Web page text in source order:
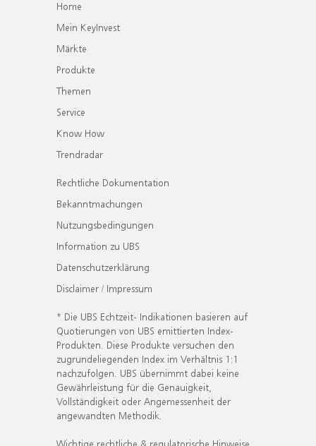
Home
Mein KeyInvest
Märkte
Produkte
Themen
Service
Know How
Trendradar
Rechtliche Dokumentation
Bekanntmachungen
Nutzungsbedingungen
Information zu UBS
Datenschutzerklärung
Disclaimer / Impressum
* Die UBS Echtzeit- Indikationen basieren auf
Quotierungen von UBS emittierten Index-
Produkten. Diese Produkte versuchen den
zugrundeliegenden Index im Verhältnis 1:1
nachzufolgen. UBS übernimmt dabei keine
Gewährleistung für die Genauigkeit,
Vollständigkeit oder Angemessenheit der
angewandten Methodik.